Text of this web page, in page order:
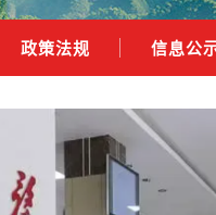
政策法规 信息公